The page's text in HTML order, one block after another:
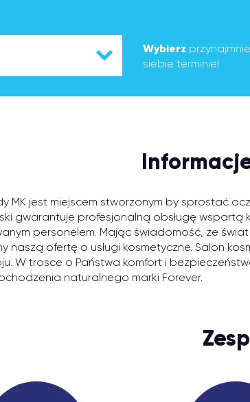
Wybierz
siebie terminie!
MK jest miejscem stworzonym by sprostać
gwarantuje profesjonalną obsługę wspartą
personelem. Mając świadomość, że
naszą ofertę o usługi kosmetyczne. Salon
W trosce o Państwa komfort i
naturalnego marki Forever.